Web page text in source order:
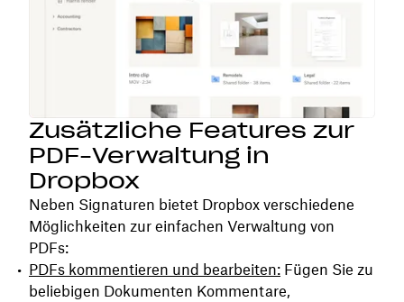
Zusätzliche Features zur
PDF-Verwaltung in
Dropbox
Neben Signaturen bietet Dropbox verschiedene
Möglichkeiten zur einfachen Verwaltung von
PDFs:
PDFs kommentieren und bearbeiten: Fügen Sie zu
beliebigen Dokumenten Kommentare,